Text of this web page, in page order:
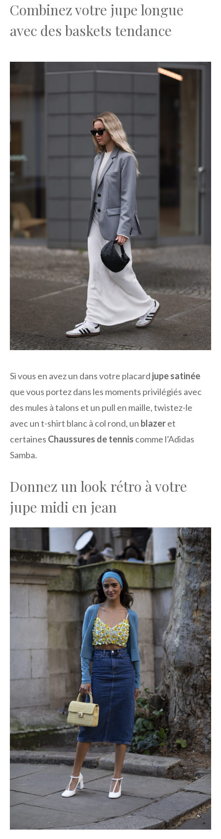
Combinez votre jupe longue
avec des baskets tendance
Si vous en avez un dans votre placard jupe satinée
que vous portez dans les moments privilégiés avec
des mules à talons et un pull en maille, twistez-le
avec un t-shirt blanc à col rond, un blazeret
certaines Chaussures de tennis comme l’Adidas
Samba.
Donnez un look rétro à votre
jupe midi en jean